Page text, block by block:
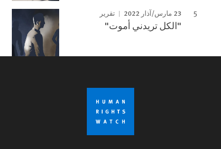
23 مارس/آذار 2022 تقرير
"الكل تريدني أموت"